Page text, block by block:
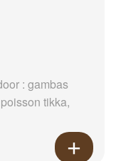
: gambas
tikka,